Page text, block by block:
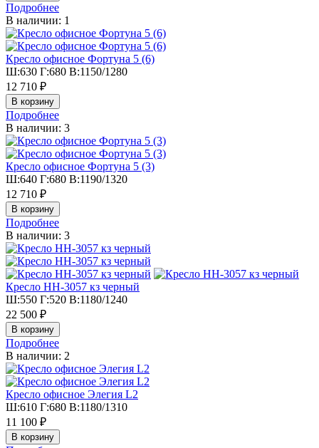
Подробнее
В наличии: 1
Кресло офисное Фортуна 5 (6)
Ш:630 Г:680 В:1150/1280
12 710 ₽
Подробнее
В наличии: 3
Кресло офисное Фортуна 5 (3)
Ш:640 Г:680 В:1190/1320
12 710 ₽
Подробнее
В наличии: 3
Кресло HH-3057 кз черный
Ш:550 Г:520 В:1180/1240
22 500 ₽
Подробнее
В наличии: 2
Кресло офисное Элегия L2
Ш:610 Г:680 В:1180/1310
11 100 ₽